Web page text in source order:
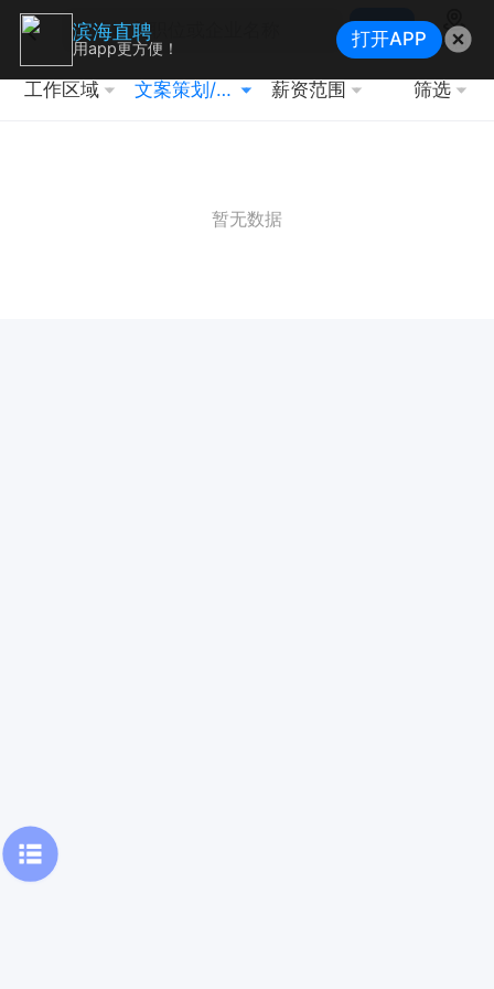
搜索
地图
工作区域 文案策划/资料编写 薪资范围 筛选
暂无数据
滨海直聘
用app更方便！ 打开APP